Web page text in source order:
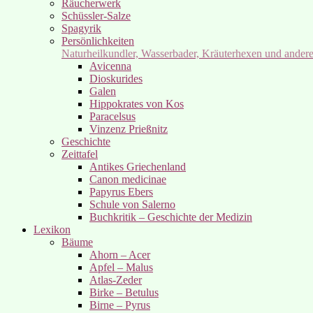
Räucherwerk
Schüssler-Salze
Spagyrik
Persönlichkeiten
Naturheilkundler, Wasserbader, Kräuterhexen und andere
Avicenna
Dioskurides
Galen
Hippokrates von Kos
Paracelsus
Vinzenz Prießnitz
Geschichte
Zeittafel
Antikes Griechenland
Canon medicinae
Papyrus Ebers
Schule von Salerno
Buchkritik – Geschichte der Medizin
Lexikon
Bäume
Ahorn – Acer
Apfel – Malus
Atlas-Zeder
Birke – Betulus
Birne – Pyrus